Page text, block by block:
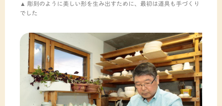
彫刻のように美しい形を生み出すために、最初は道具も手づくり
でした